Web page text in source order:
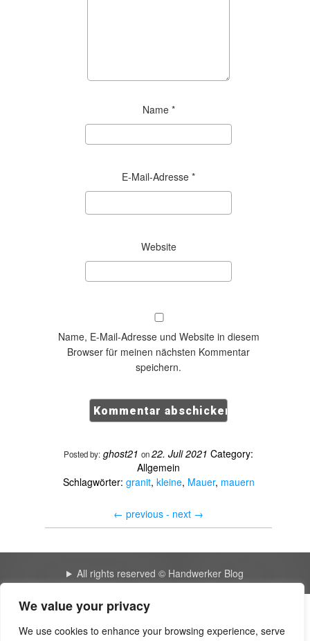
We value your privacy
We use cookies to enhance your browsing experience, serve
Name *
E-Mail-Adresse *
Website
Name, E-Mail-Adresse und Website in diesem
Browser für meinen nächsten Kommentar
speichern.
Posted by: ghost21 on22. Juli 2021 Category:
Allgemein
Schlagwörter: granit, kleine, Mauer, mauern
← previous - next →
All rights reserved © Handwerker Blog